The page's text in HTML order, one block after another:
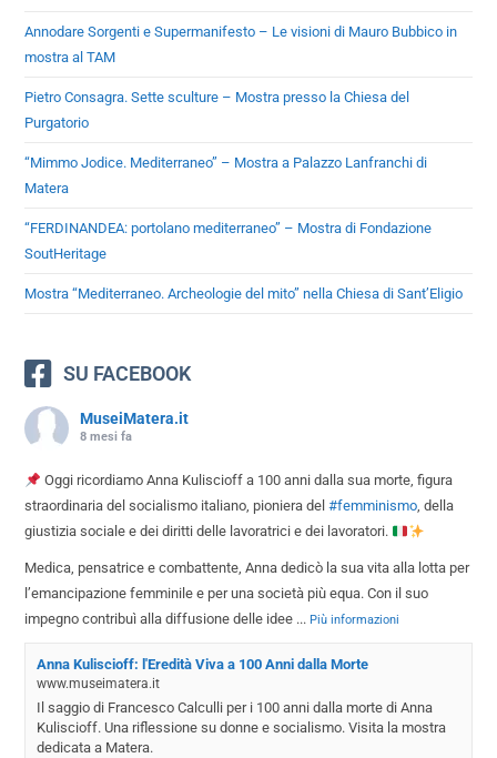
Annodare Sorgenti e Supermanifesto – Le visioni di Mauro Bubbico in
mostra al TAM
Pietro Consagra. Sette sculture – Mostra presso la Chiesa del
Purgatorio
“Mimmo Jodice. Mediterraneo” – Mostra a Palazzo Lanfranchi di
Matera
“FERDINANDEA: portolano mediterraneo” – Mostra di Fondazione
SoutHeritage
Mostra “Mediterraneo. Archeologie del mito” nella Chiesa di Sant’Eligio
SU FACEBOOK
MuseiMatera.it
8 mesi fa
Oggi ricordiamo Anna Kuliscioff a 100 anni dalla sua morte, figura
straordinaria del socialismo italiano, pioniera del#femminismo, della
giustizia sociale e dei diritti delle lavoratrici e dei lavoratori.
Medica, pensatrice e combattente, Anna dedicò la sua vita alla lotta per
l’emancipazione femminile e per una società più equa. Con il suo
impegno contribuì alla diffusione delle idee ... Più informazioni
Anna Kuliscioff: l'Eredità Viva a 100 Anni dalla Morte
www.museimatera.it
Il saggio di Francesco Calculli per i 100 anni dalla morte di Anna
Kuliscioff. Una riflessione su donne e socialismo. Visita la mostra
dedicata a Matera.